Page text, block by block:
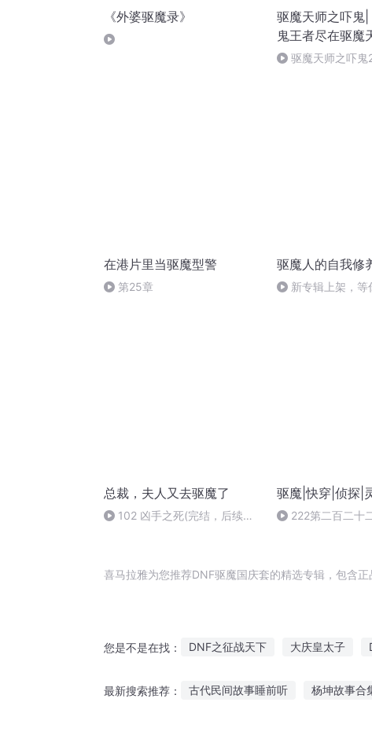
《外婆驱魔录》
驱魔天师之吓鬼
鬼王者尽在驱魔
驱魔天师之吓鬼
在港片里当驱魔型警
第25章
驱魔人的自我修
新专辑上架，等
总裁，夫人又去驱魔了
102 凶手之死(完结，后续章
驱魔|快穿|侦探|
222第二百二十
喜马拉雅为您推荐DNF驱魔国庆套的精选专辑，包含
您是不是在找： DNF之征战天下 大庆皇太子
最新搜索推荐： 古代民间故事睡前听 杨坤故事合